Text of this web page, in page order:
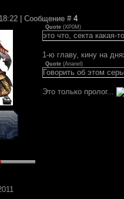
| Сообщение # 4
Quote (XP0M )
это что, секта какая-
1-ю главу, кину на
Quote (Ananel )
Говорить об этом
Это только пролог...